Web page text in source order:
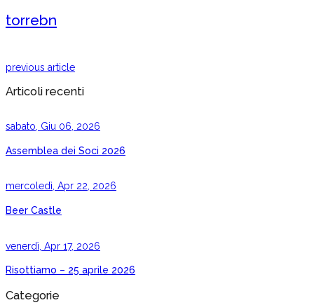
torrebn
previous article
Articoli recenti
sabato, Giu 06, 2026
Assemblea dei Soci 2026
mercoledì, Apr 22, 2026
Beer Castle
venerdì, Apr 17, 2026
Risottiamo – 25 aprile 2026
Categorie